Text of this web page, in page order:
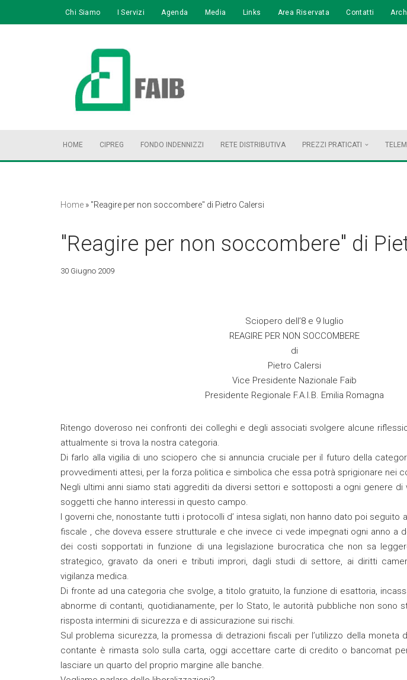
Chi Siamo I Servizi Agenda Media Links Area Riservata Contatti
HOME CIPREG FONDO INDENNIZZI RETE DISTRIBUTIVA PREZZI PRATICATI
Home » "Reagire per non soccombere" di Pietro Calersi
"Reagire per non soccombere" di
30 Giugno 2009
Sciopero dell’8 e 9 luglio
REAGIRE PER NON SOCCOMBERE
di
Pietro Calersi
Vice Presidente Nazionale Faib
Presidente Regionale F.A.I.B. Emilia Romagna
Ritengo doveroso nei confronti dei colleghi e degli associati svolgere alcune
attualmente si trova la nostra categoria.
Di farlo alla vigilia di uno sciopero che si annuncia cruciale per il futuro della
provvedimenti attesi, per la forza politica e simbolica che essa potrà sprigionare nei
Negli ultimi anni siamo stati aggrediti da diversi settori e sottoposti a ogni genere
soggetti che hanno interessi in questo campo.
I governi che, nonostante tutti i protocolli d’ intesa siglati, non hanno dato poi seguito
fiscale , che doveva essere strutturale e che invece ci vede impegnati ogni anno a
dei costi sopportati in funzione di una legislazione burocratica che non sa
strategico, gravato da oneri e tributi improri, dagli studi di settore, ai diritti
vigilanza medica.
Di fronte ad una categoria che svolge, a titolo gratuito, la funzione di esattoria,
abnorme di contanti, quotidianamente, per lo Stato, le autorità pubbliche non sono
risposta intermini di sicurezza e di assicurazione sui rischi.
Sul problema sicurezza, la promessa di detrazioni fiscali per l’utilizzo della moneta
contante è rimasta solo sulla carta, oggi accettare carte di credito o bancomat
lasciare un quarto del proprio margine alle banche.